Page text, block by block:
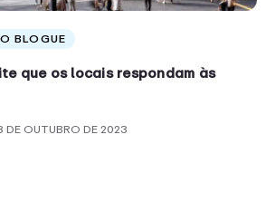
BLOGUE
que os locais respondam às
DE OUTUBRO DE 2023